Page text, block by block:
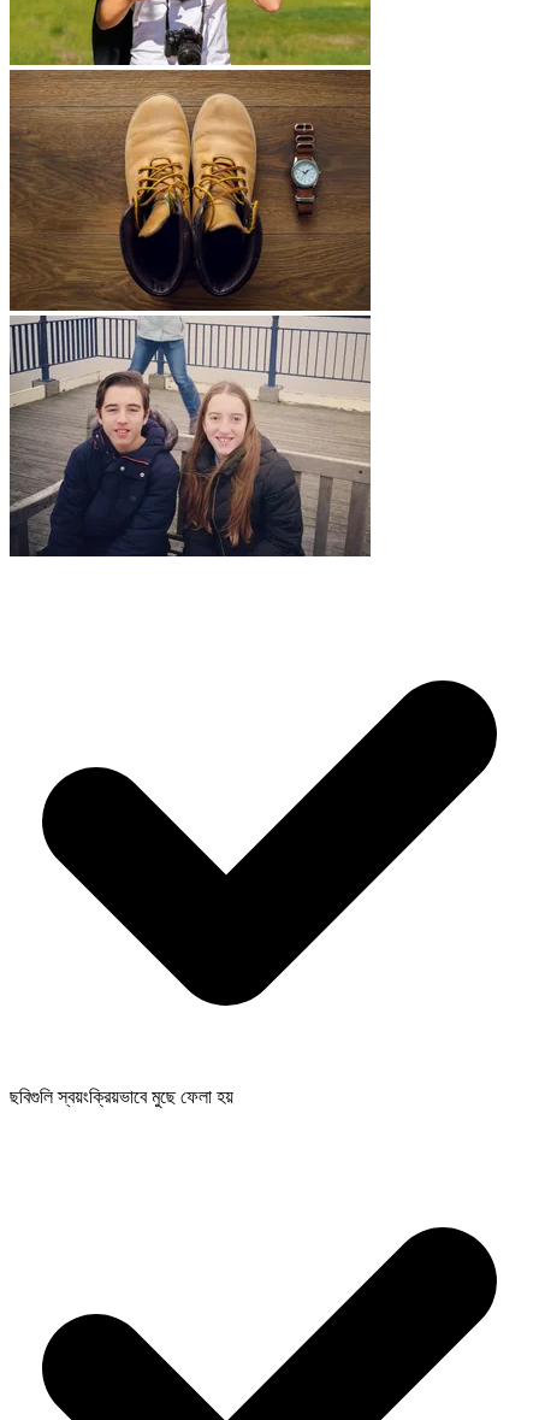
ছবিগুলি স্বয়ংক্রিয়ভাবে মুছে ফেলা হয়